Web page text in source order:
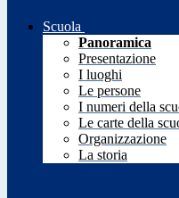
Scuola
Panoramica
Presentazione
I luoghi
Le persone
I numeri della
Le carte della
Organizzazione
La storia